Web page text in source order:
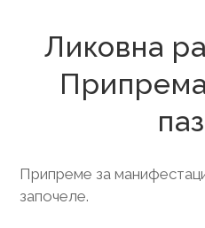
Ликовна
Припреме за
започеле.